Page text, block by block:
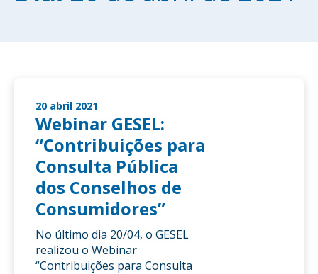
20 abril 2021
Webinar GESEL:
“Contribuições para
Consulta Pública
dos Conselhos de
Consumidores”
No último dia 20/04, o GESEL
realizou o Webinar
“Contribuições para Consulta